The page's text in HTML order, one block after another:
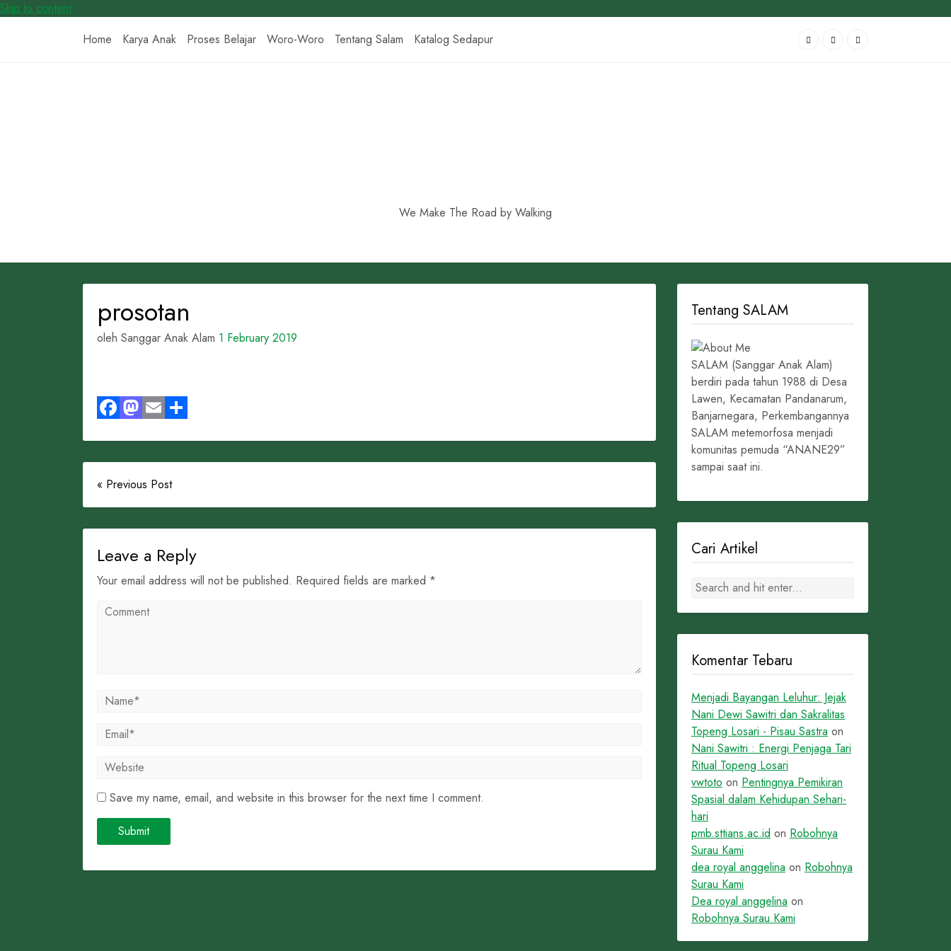
Skip to content
Home
Karya Anak Proses Belajar Woro-Woro Tentang Salam Katalog Sedapur
We Make The Road by Walking
prosotan
oleh Sanggar Anak Alam 1 February 2019
« Previous Post
Leave a Reply
Your email address will not be published. Required fields are marked *
Save my name, email, and website in this browser for the next time I comment.
Tentang SALAM
SALAM (Sanggar Anak Alam)
berdiri pada tahun 1988 di Desa
Lawen, Kecamatan Pandanarum,
Banjarnegara, Perkembangannya
SALAM metemorfosa menjadi
komunitas pemuda “ANANE29”
sampai saat ini.
Cari Artikel
Komentar Tebaru
Menjadi Bayangan Leluhur: Jejak
Nani Dewi Sawitri dan Sakralitas
Topeng Losari - Pisau Sastra on
Nani Sawitri : Energi Penjaga Tari
Ritual Topeng Losari
vwtoto on Pentingnya Pemikiran
Spasial dalam Kehidupan Sehari-
hari
pmb.sttians.ac.id on Robohnya
Surau Kami
dea royal anggelina on Robohnya
Surau Kami
Dea royal anggelina on
Robohnya Surau Kami